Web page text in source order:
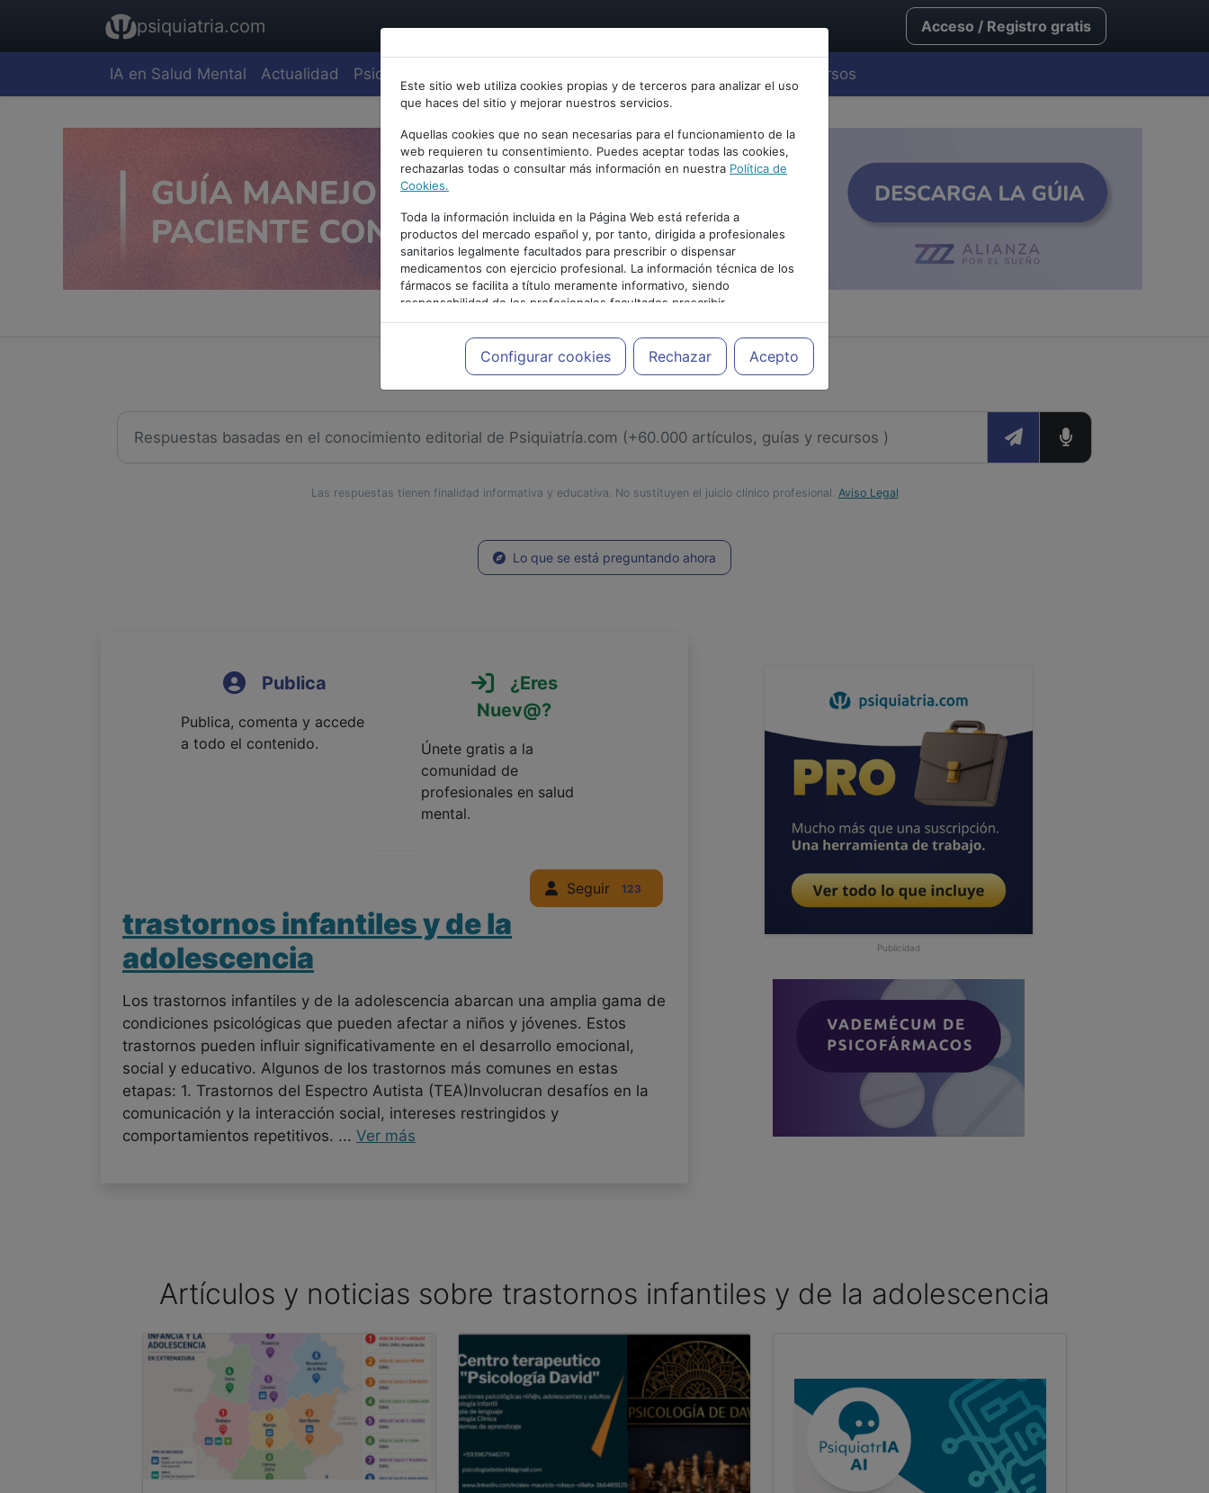
psiquiatria.com Acceso / Registro gratis
IA en Salud Mental Actualidad Psiquiatría Cursos
Este sitio web utiliza cookies propias y de terceros para analizar el uso
que haces del sitio y mejorar nuestros servicios.
Aquellas cookies que no sean necesarias para el funcionamiento de la
web requieren tu consentimiento. Puedes aceptar todas las cookies,
rechazarlas todas o consultar más información en nuestra Política de
Cookies.
Toda la información incluida en la Página Web está referida a
productos del mercado español y, por tanto, dirigida a profesionales
sanitarios legalmente facultados para prescribir o dispensar
medicamentos con ejercicio profesional. La información técnica de los
fármacos se facilita a título meramente informativo, siendo
responsabilidad de los profesionales facultados prescribir
medicamentos y decidir, en cada caso concreto, el tratamiento más
adecuado a las necesidades del paciente.
Configurar cookies Rechazar Acepto
PUBLICIDAD
Las respuestas tienen finalidad informativa y educativa. No sustituyen el juicio clínico profesional. Aviso Legal
Lo que se está preguntando ahora
Publica
Publica, comenta y accede
a todo el contenido.
¿Eres
Nuev@?
Únete gratis a la
comunidad de
profesionales en salud
mental.
Seguir 123
trastornos infantiles y de la
adolescencia
Los trastornos infantiles y de la adolescencia abarcan una amplia gama de
condiciones psicológicas que pueden afectar a niños y jóvenes. Estos
trastornos pueden influir significativamente en el desarrollo emocional,
social y educativo. Algunos de los trastornos más comunes en estas
etapas: 1. Trastornos del Espectro Autista (TEA)Involucran desafíos en la
comunicación y la interacción social, intereses restringidos y
comportamientos repetitivos. ... Ver más
Publicidad
Artículos y noticias sobre trastornos infantiles y de la adolescencia